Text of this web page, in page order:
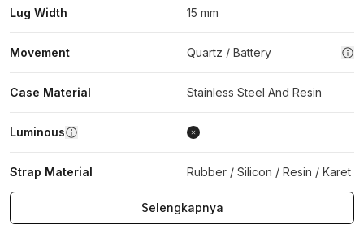
Lug Width 15 mm
Movement Quartz / Battery
Case Material Stainless Steel And Resin
Luminous
Strap Material Rubber / Silicon / Resin / Karet
Selengkapnya